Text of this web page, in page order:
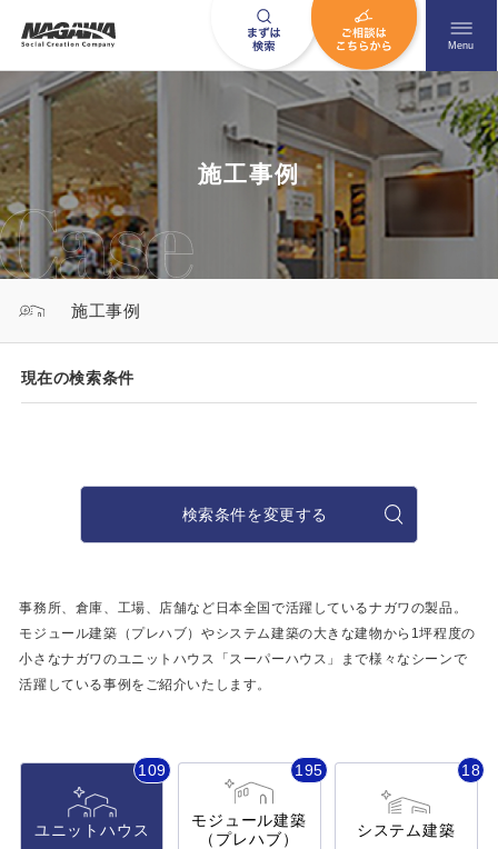
メニュ
Menu
お問い合わせはこちら
0120-09-9663
事務所・作業場
倉庫・工場
ガレージ・物置
勉強部屋・子供部屋
施工事例
Webカタログ
会社概要
その他
施工事例
施工事例
現在の検索条件
検索条件を変更する
事務所、倉庫、工場、店舗など日本全国で活躍しているナガワの製品。
モジュール建築（プレハブ）やシステム建築の大きな建物から 1坪程度の
小さなナガワのユニットハウス「スーパーハウス」まで様々なシーンで
活躍している事例をご紹介いたします。
ユニットハウス
109
モジュール建築
（プレハブ）
195
システム建築
18